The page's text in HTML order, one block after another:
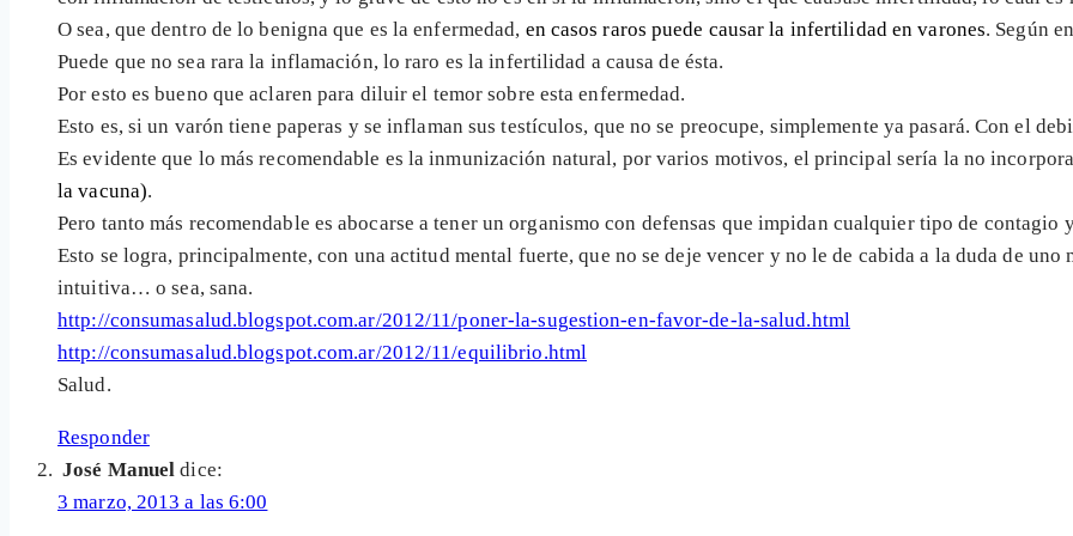
O sea, que dentro de lo benigna que es la enfermedad, en casos raros puede causar la infertilidad en varones. Según
Puede que no sea rara la inflamación, lo raro es la infertilidad a causa de ésta.
Por esto es bueno que aclaren para diluir el temor sobre esta enfermedad.
Esto es, si un varón tiene paperas y se inflaman sus testículos, que no se preocupe, simplemente ya pasará. Con el
Es evidente que lo más recomendable es la inmunización natural, por varios motivos, el principal sería la no
la vacuna).
Pero tanto más recomendable es abocarse a tener un organismo con defensas que impidan cualquier tipo de
Esto se logra, principalmente, con una actitud mental fuerte, que no se deje vencer y no le de cabida a la duda de uno
intuitiva… o sea, sana.
http://consumasalud.blogspot.com.ar/2012/11/poner-la-sugestion-en-favor-de-la-salud.html
http://consumasalud.blogspot.com.ar/2012/11/equilibrio.html
Salud.
Responder
José Manuel dice:
3 marzo, 2013 a las 6:00